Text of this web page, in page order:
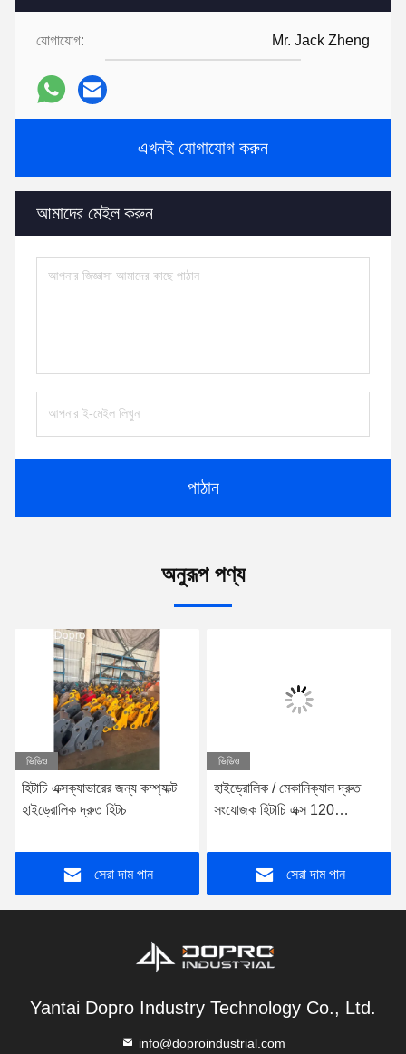
যোগাযোগ: Mr. Jack Zheng
এখনই যোগাযোগ করুন
আমাদের মেইল করুন
পাঠান
অনুরূপ পণ্য
ভিডিও
হিটাচি এক্সক্যাভারের জন্য কম্প্যাক্ট
হাইড্রোলিক দ্রুত হিটচ
সেরা দাম পান
ভিডিও
হাইড্রোলিক / মেকানিক্যাল দ্রুত
সংযোজক হিটাচি এক্স 120
সেরা দাম পান
Yantai Dopro Industry Technology Co., Ltd.
info@doproindustrial.com